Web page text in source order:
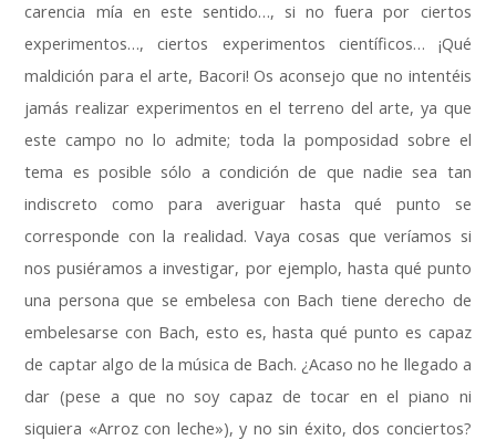
carencia mía en este sentido…, si no fuera por ciertos
experimentos…,ciertos experimentos científicos… ¡Qué
maldición para el arte, Bacori!Os aconsejo que no intentéis
jamás realizar experimentos en el terreno del arte, ya que
este campo no lo admite; toda la pomposidad sobre el
tema es posible sólo a condición de que nadie sea tan
indiscreto como para averiguar hasta qué punto se
corresponde con la realidad.Vaya cosas que veríamos si
nos pusiéramos a investigar, por ejemplo, hasta qué punto
una persona que se embelesa con Bach tiene derecho de
embelesarse con Bach, esto es,hasta qué punto es capaz
de captar algo de la música de Bach. ¿Acaso no he llegado a
dar (pese a que no soy capaz de tocar en el piano ni
siquiera «Arroz con leche»),y no sin éxito, dos conciertos?